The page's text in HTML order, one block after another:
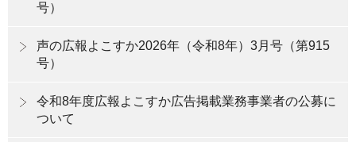
号）
声の広報よこすか2026年（令和8年）3月号（第915
号）
令和8年度広報よこすか広告掲載業務事業者の公募に
ついて